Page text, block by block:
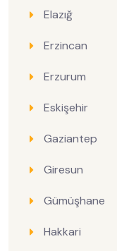
Elazığ
Erzincan
Erzurum
Eskişehir
Gaziantep
Giresun
Gümüşhane
Hakkari